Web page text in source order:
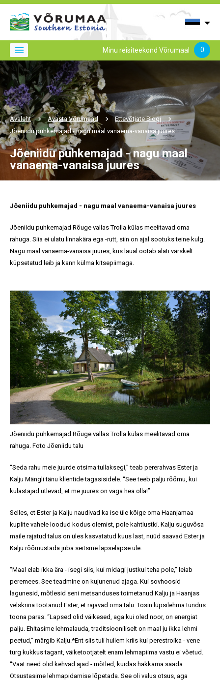
Minu reisiteekond Võrumaal 0
Avaleht Avasta Võrumaad
Ettevõtjate Blogi
Jõeniidu puhkemajad - nagu maal vanaema-vanaisa juures
Jõeniidu puhkemajad - nagu maal
vanaema-vanaisa juures
Jõeniidu puhkemajad - nagu maal vanaema-vanaisa juures
Jõeniidu puhkemajad Rõuge vallas Trolla külas meelitavad oma
rahuga. Siia ei ulatu linnakära ega -rutt, siin on ajal sootuks teine kulg.
Nagu maal vanaema-vanaisa juures, kus laual ootab alati värskelt
küpsetatud leib ja kann külma kitsepiimaga.
Jõeniidu puhkemajad Rõuge vallas Trolla külas meelitavad oma
rahuga. Foto Jõeniidu talu
“Seda rahu meie juurde otsima tullaksegi,” teab pererahvas Ester ja
Kalju Mängli tänu klientide tagasisidele. “See teeb palju rõõmu, kui
külastajad ütlevad, et me juures on väga hea olla!”
Selles, et Ester ja Kalju naudivad ka ise üle kõige oma Haanjamaa
kuplite vahele loodud kodus olemist, pole kahtlustki. Kalju suguvõsa
maile rajatud talus on üles kasvatatud kuus last, nüüd saavad Ester ja
Kalju rõõmustada juba seitsme lapselapse üle.
“Maal elab ikka ära - isegi siis, kui midagi justkui teha pole,” leiab
peremees. See teadmine on kujunenud ajaga. Kui sovhoosid
lagunesid, mõtlesid seni metsanduses toimetanud Kalju ja Haanjas
velskrina töötanud Ester, et rajavad oma talu. Tosin lüpsilehma tundus
toona paras. “Lapsed olid väikesed, aga kui oled noor, on energiat
palju. Ehitasime lehmalauda, traditsiooniliselt on maal ju ikka lehmi
peetud,” märgib Kalju.*Ent siis tuli hullem kriis kui perestroika - vene
turg kukkus tagant, väiketootjatelt enam lehmapiima vastu ei võetud.
“Vaat need olid kehvad ajad - mõtled, kuidas hakkama saada.
Otsustasime lehmapidamise lõpetada. See oli valus otsus, aga